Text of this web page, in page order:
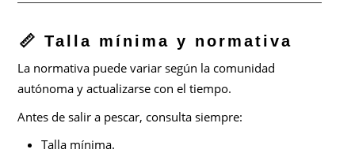
📏 Talla mínima y normativa
La normativa puede variar según la comunidad
autónoma y actualizarse con el tiempo.
Antes de salir a pescar, consulta siempre:
Talla mínima.